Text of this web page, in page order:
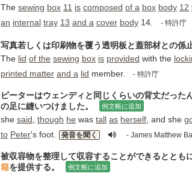
The sewing box 11 is composed of a box body 12
an internal tray 13 and a cover body 14. - 特許庁
写真若しくは印刷物を覆う透明板と蓋部材との係
The lid of the sewing box is provided with the
printed matter and a lid member. - 特許庁
ピーターはウェンディと同じくらいの背丈だった
の足に縫いつけました。
例文帳に追加
she said though he was tall as herself , and she
to Peter's foot. 発音を聞く - James Matthew
被収容物を整理して収容することができるとと
箱を提供する。 例文帳に追加